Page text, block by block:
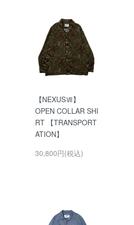
【NEXUSⅦ】
OPEN COLLAR SHI
RT 【TRANSPORT
ATION】
30,800円(税込)